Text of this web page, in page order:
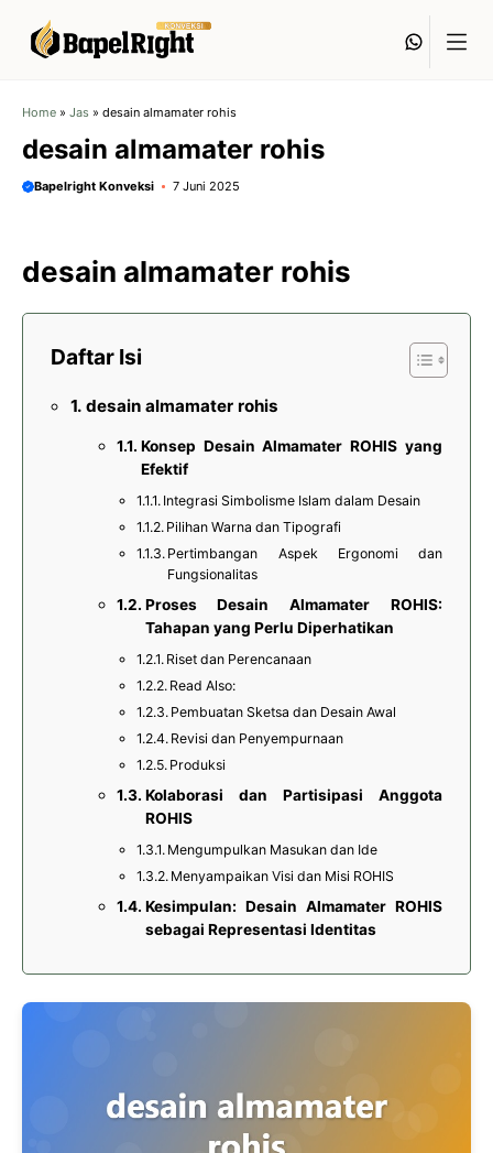
Home » Jas » desain almamater rohis
desain almamater rohis
Bapelright Konveksi 7 Juni 2025
desain almamater rohis
Daftar Isi
desain almamater rohis
Konsep Desain Almamater ROHIS yang
Efektif
Integrasi Simbolisme Islam dalam Desain
Pilihan Warna dan Tipografi
Pertimbangan Aspek Ergonomi dan
Fungsionalitas
Proses Desain Almamater ROHIS:
Tahapan yang Perlu Diperhatikan
Riset dan Perencanaan
Read Also:
Pembuatan Sketsa dan Desain Awal
Revisi dan Penyempurnaan
Produksi
Kolaborasi dan Partisipasi Anggota
ROHIS
Mengumpulkan Masukan dan Ide
Menyampaikan Visi dan Misi ROHIS
Kesimpulan: Desain Almamater ROHIS
sebagai Representasi Identitas